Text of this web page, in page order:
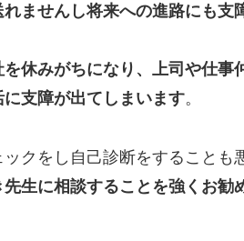
ませんし将来への進路にも支
を休みがちになり、上司や仕事
支障が出てしまいます。
クをし自己診断をすることも
生に相談することを強くお勧